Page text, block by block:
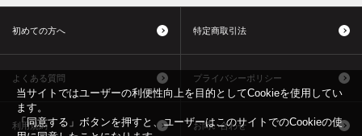
初めての方へ 特定商取引法
よくある質問 プライバシーポリシー
利用規約 お問い合わせ
当サイトではユーザーの利便性向上を目的としてCookieを使用してい
ます。
「同意する」ボタンを押すと、ユーザーはこのサイトでのCookieの使